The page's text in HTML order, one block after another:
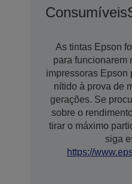
Consumíveis
As tintas Epson
para funcionarem
impressoras Epson
nítido à prova de
gerações. Se
sobre o
tirar o máximo
siga
https://